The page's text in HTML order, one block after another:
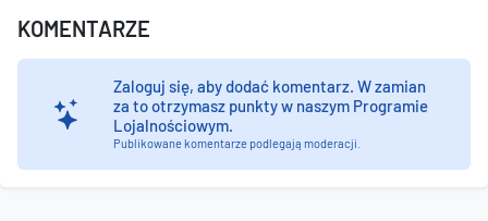
KOMENTARZE
Zaloguj się, aby dodać komentarz. W zamian
za to otrzymasz punkty w naszym Programie
Lojalnościowym.
Publikowane komentarze podlegają moderacji.